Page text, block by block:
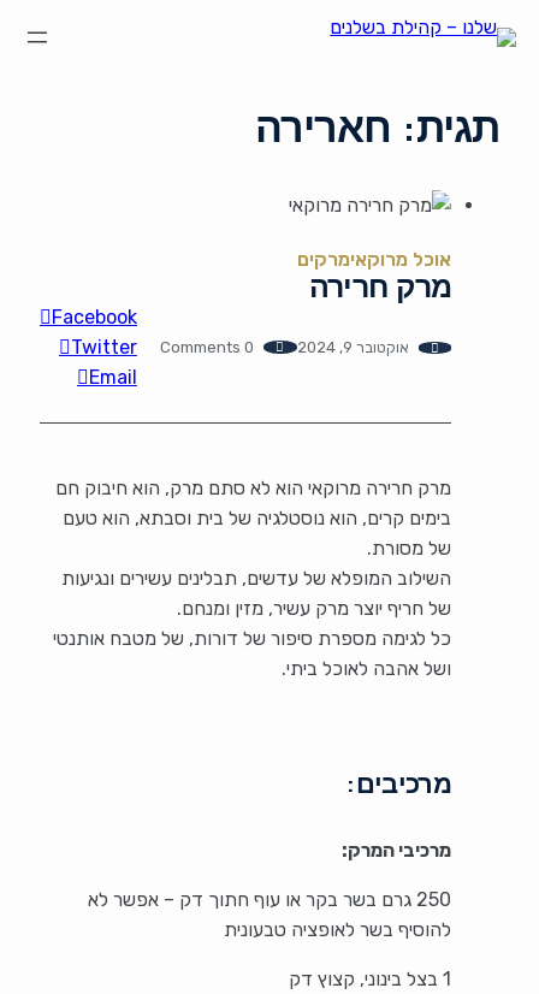
תגית: חארירה
אוכל מרוקאימרקים
מרק חרירה
אוקטובר 9, 2024 0 Comments
Facebook
Twitter
Email
מרק חרירה מרוקאי הוא לא סתם מרק, הוא חיבוק חם
בימים קרים, הוא נוסטלגיה של בית וסבתא, הוא טעם
של מסורת.
השילוב המופלא של עדשים, תבלינים עשירים ונגיעות
של חריף יוצר מרק עשיר, מזין ומנחם.
כל לגימה מספרת סיפור של דורות, של מטבח אותנטי
ושל אהבה לאוכל ביתי.
מרכיבים:
מרכיבי המרק:
250 גרם בשר בקר או עוף חתוך דק – אפשר לא
להוסיף בשר לאופציה טבעונית
1 בצל בינוני, קצוץ דק